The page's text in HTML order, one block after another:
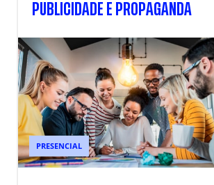
PUBLICIDADE E PROPAGANDA
PRESENCIAL